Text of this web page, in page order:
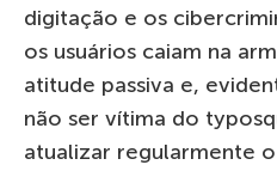
digitação e os
os usuários caiam na
atitude passiva e,
não ser vítima do
atualizar regularmente